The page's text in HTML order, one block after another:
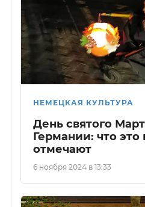
НЕМЕЦКАЯ КУЛЬТУРА
День святого
Германии: что это
отмечают
6 ноября 2024 в 13:33